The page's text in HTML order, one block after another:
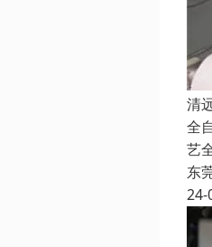
清
全
艺
东
24-